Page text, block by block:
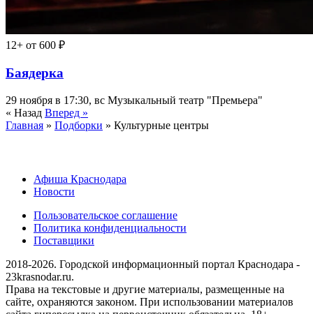
12+ от 600 ₽
Баядерка
29 ноября в 17:30, вс Музыкальный театр "Премьера"
« Назад Вперед »
Главная » Подборки » Культурные центры
Афиша Краснодара
Новости
Пользовательское соглашение
Политика конфиденциальности
Поставщики
2018-2026. Городской информационный портал Краснодара -
23krasnodar.ru.
Права на текстовые и другие материалы, размещенные на
сайте, охраняются законом. При использовании материалов